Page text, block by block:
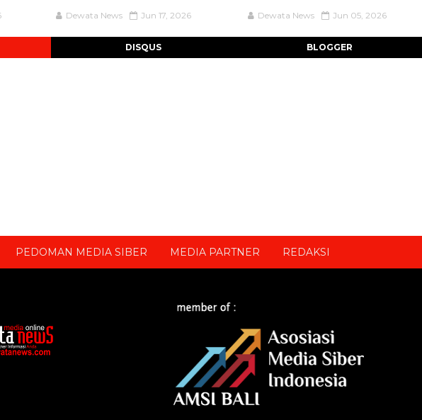
Dewata News Jun 17, 2026 Dewata News Jun 05, 2026
DISQUS BLOGGER
PEDOMAN MEDIA SIBER MEDIA PARTNER REDAKSI